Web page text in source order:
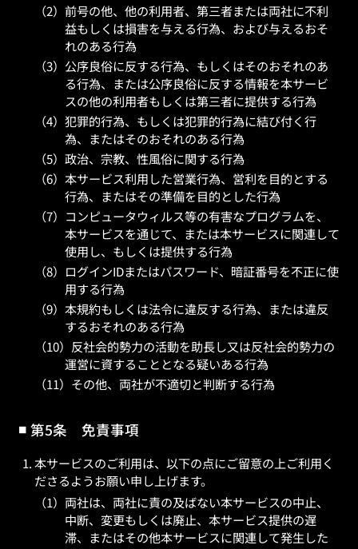
前号の他、他の利用者、第三者または両社に不利
益もしくは損害を与える行為、および与えるおそ
れのある行為
公序良俗に反する行為、もしくはそのおそれのあ
る行為、または公序良俗に反する情報を本サービ
スの他の利用者もしくは第三者に提供する行為
犯罪的行為、もしくは犯罪的行為に結び付く行
為、またはそのおそれのある行為
政治、宗教、性風俗に関する行為
本サービス利用した営業行為、営利を目的とする
行為、またはその準備を目的とした行為
コンピュータウィルス等の有害なプログラムを、
本サービスを通じて、または本サービスに関連して
使用し、もしくは提供する行為
ログインIDまたはパスワード、暗証番号を不正に使
用する行為
本規約もしくは法令に違反する行為、または違反
するおそれのある行為
反社会的勢力の活動を助長し又は反社会的勢力の
運営に資することとなる疑いある行為
その他、両社が不適切と判断する行為
第5条 免責事項
本サービスのご利用は、以下の点にご留意の上ご利用く
ださるようお願い申し上げます。
両社は、両社に責の及ばない本サービスの中止、
中断、変更もしくは廃止、本サービス提供の遅
滞、またはその他本サービスに関連して発生した